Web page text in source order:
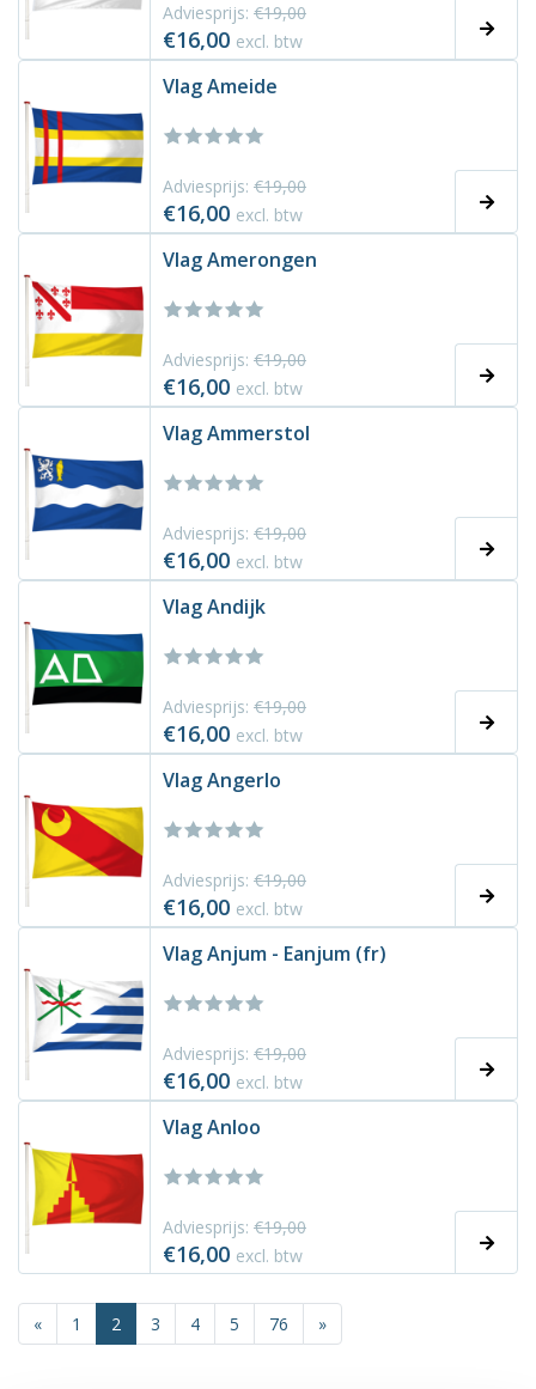
Adviesprijs: €19,00
€16,00 excl. btw
Vlag Ameide
Adviesprijs: €19,00
€16,00 excl. btw
Vlag Amerongen
Adviesprijs: €19,00
€16,00 excl. btw
Vlag Ammerstol
Adviesprijs: €19,00
€16,00 excl. btw
Vlag Andijk
Adviesprijs: €19,00
€16,00 excl. btw
Vlag Angerlo
Adviesprijs: €19,00
€16,00 excl. btw
Vlag Anjum - Eanjum (fr)
Adviesprijs: €19,00
€16,00 excl. btw
Vlag Anloo
Adviesprijs: €19,00
€16,00 excl. btw
« 1 2 3 4 5 76 »